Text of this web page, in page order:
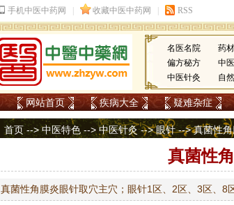
名医名院 药
偏方秘方
中
中医针灸
自
网站首页 疾病大全 疑难杂症
首页 -->中医特色 -->中医针灸-->眼针--> 真菌性角
真菌性
真菌性角膜炎眼针取穴主穴；眼针1区、2区、3区、8